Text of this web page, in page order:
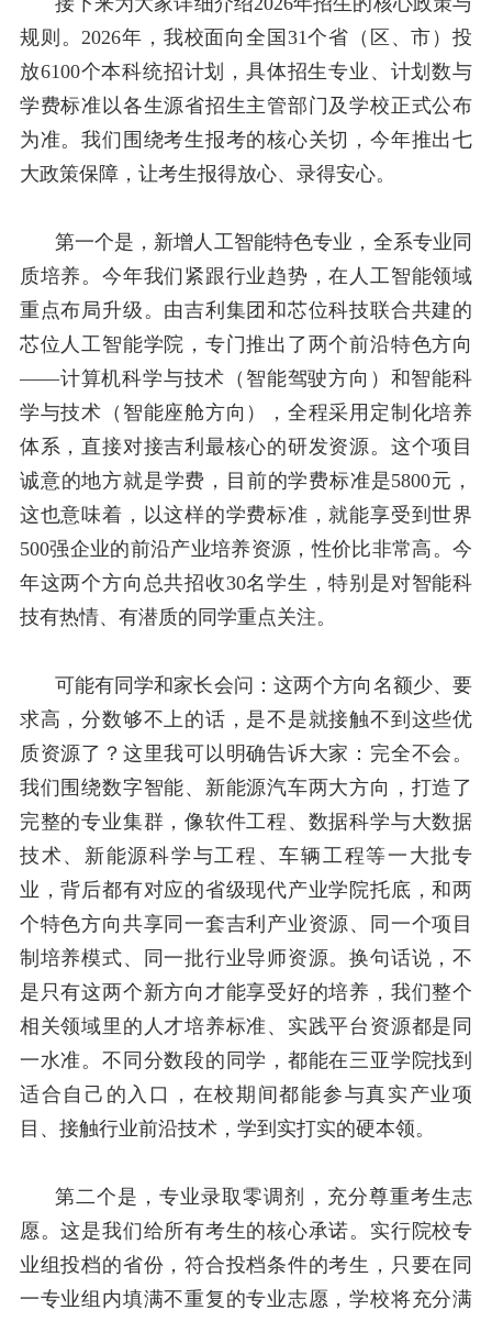
规则。2026年，我校面向全国 31个省（区、市）投
放6100个本科统招计划，具体招生专业、计划数与
学费标准以各生源省招生主管部门及学校正式公布
为准。我们围绕考生报考的核心关切，今年推出七
大政策保障，让考生报得放心、录得安心。
第一个是，新增人工智能特色专业，全系专业同
质培养。今年我们紧跟行业趋势，在人工智能领域
重点布局升级。由吉利集团和芯位科技联合共建的
芯位人工智能学院，专门推出了两个前沿特色方向
——计算机科学与技术（智能驾驶方向）和智能科
学与技术（智能座舱方向），全程采用定制化培养
体系，直接对接吉利最核心的研发资源。这个项目
诚意的地方就是学费，目前的学费标准是5800元，
这也意味着，以这样的学费标准，就能享受到世界
500强企业的前沿产业培养资源，性价比非常高。今
年这两个方向总共招收30名学生，特别是对智能科
技有热情、有潜质的同学重点关注。
可能有同学和家长会问：这两个方向名额少、要
求高，分数够不上的话，是不是就接触不到这些优
质资源了？这里我可以明确告诉大家：完全不会。
我们围绕数字智能、新能源汽车两大方向，打造了
完整的专业集群，像软件工程、数据科学与大数据
技术、新能源科学与工程、车辆工程等一大批专
业，背后都有对应的省级现代产业学院托底，和两
个特色方向共享同一套吉利产业资源、同一个项目
制培养模式、同一批行业导师资源。换句话说，不
是只有这两个新方向才能享受好的培养，我们整个
相关领域里的人才培养标准、实践平台资源都是同
一水准。不同分数段的同学，都能在三亚学院找到
适合自己的入口，在校期间都能参与真实产业项
目、接触行业前沿技术，学到实打实的硬本领。
第二个是，专业录取零调剂，充分尊重考生志
愿。这是我们给所有考生的核心承诺。实行院校专
业组投档的省份，符合投档条件的考生，只要在同
一专业组内填满不重复的专业志愿，学校将充分满